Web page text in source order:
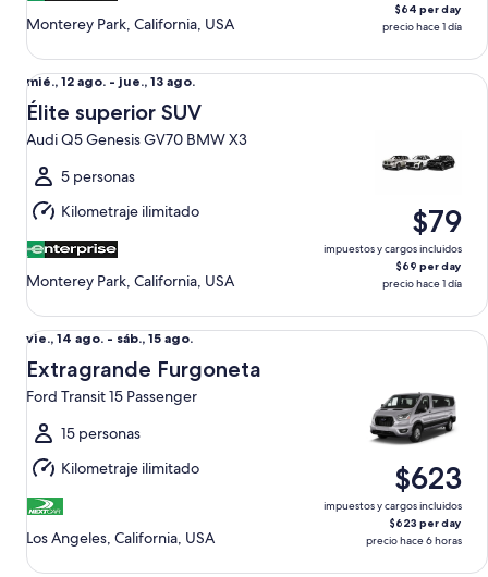
Monterey Park, California, USA
$64 per day
precio hace 1 día
Del
mié.,
12
ago.
al
jue.,
13
ago.
mié., 12 ago. - jue., 13 ago.
Élite superior SUV
Audi Q5 Genesis GV70 BMW X3
5 personas
Kilometraje ilimitado
Monterey Park, California, USA
$79
impuestos y cargos incluidos
$69 per day
precio hace 1 día
Élite superior SUV Audi Q5 Genesis GV70 BMW X3
Del
vie.,
14
ago.
al
sáb.,
15
ago.
vie., 14 ago. - sáb., 15 ago.
Extragrande Furgoneta
Ford Transit 15 Passenger
15 personas
Kilometraje ilimitado
Los Angeles, California, USA
$623
impuestos y cargos incluidos
$623 per day
precio hace 6 horas
Extragrande Furgoneta Ford Transit 15 Passenger